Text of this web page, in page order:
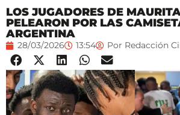
LOS JUGADORES DE
PELEARON POR LAS
ARGENTINA
28/03/2026 13:54 Por Redacción